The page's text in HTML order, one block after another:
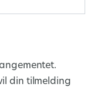
din tilmelding